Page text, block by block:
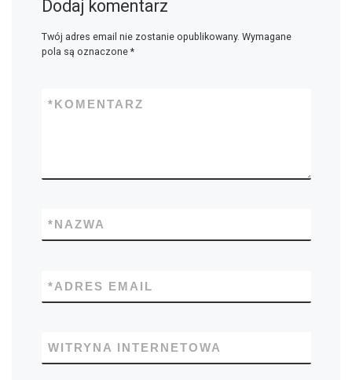
Dodaj komentarz
Twój adres email nie zostanie opublikowany. Wymagane
pola są oznaczone *
KOMENTARZ
*
NAZWA
*
ADRES EMAIL
*
WITRYNA INTERNETOWA